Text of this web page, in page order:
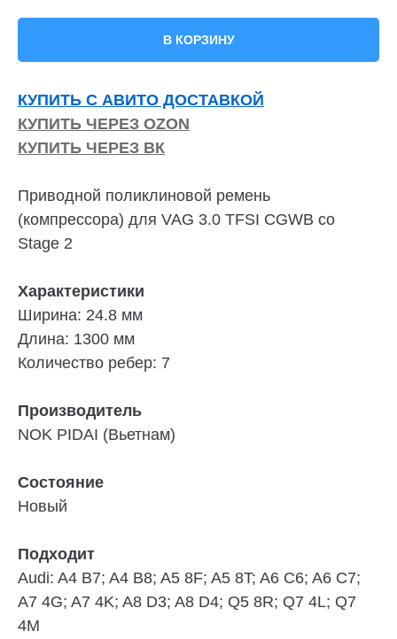
В КОРЗИНУ
КУПИТЬ С АВИТО ДОСТАВКОЙ
КУПИТЬ ЧЕРЕЗ OZON
КУПИТЬ ЧЕРЕЗ ВК
Приводной поликлиновой ремень
(компрессора) для VAG 3.0 TFSI CGWB со
Stage 2
Характеристики
Ширина: 24.8 мм
Длина: 1300 мм
Количество ребер: 7
Производитель
NOK PIDAI (Вьетнам)
Cостояние
Новый
Подходит
Audi: A4 B7; A4 B8; A5 8F; A5 8T; A6 C6; A6 C7;
A7 4G; A7 4K; A8 D3; A8 D4; Q5 8R; Q7 4L; Q7
4M